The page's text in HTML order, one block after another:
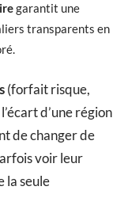
garantit une
transparents en
(forfait risque,
d’une région
de changer de
voir leur
la seule